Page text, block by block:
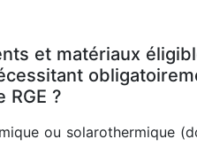
et matériaux
RGE ?
ou solarothermique